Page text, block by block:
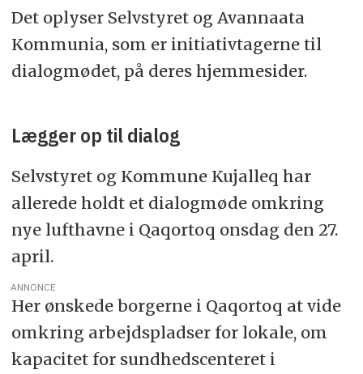
Det oplyser Selvstyret og Avannaata
Kommunia, som er initiativtagerne til
dialogmødet, på deres hjemmesider.
Lægger op til dialog
Selvstyret og Kommune Kujalleq har
allerede holdt et dialogmøde omkring
nye lufthavne i Qaqortoq onsdag den 27.
april.
ANNONCE
Her ønskede borgerne i Qaqortoq at vide
omkring arbejdspladser for lokale, om
kapacitet for sundhedscenteret i